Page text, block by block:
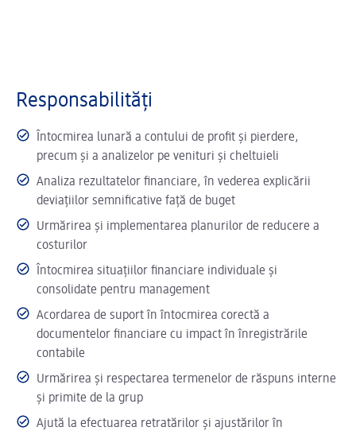
Responsabilități
Întocmirea lunară a contului de profit și pierdere,
precum și a analizelor pe venituri și cheltuieli
Analiza rezultatelor financiare, în vederea explicării
deviațiilor semnificative față de buget
Urmărirea și implementarea planurilor de reducere a
costurilor
Întocmirea situațiilor financiare individuale și
consolidate pentru management
Acordarea de suport în întocmirea corectă a
documentelor financiare cu impact în înregistrările
contabile
Urmărirea și respectarea termenelor de răspuns interne
și primite de la grup
Ajută la efectuarea retratărilor și ajustărilor în